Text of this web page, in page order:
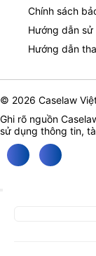
Chính sách
Hướng dẫn sử
Hướng dẫn
© 2026 Caselaw
Ghi rõ nguồn
sử dụng thông tin,